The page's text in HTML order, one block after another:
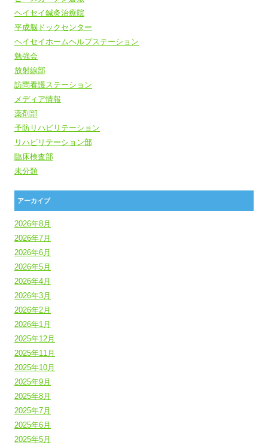
ヘイセイ鍼灸治療院
平成脳ドックセンター
ヘイセイホームヘルプステーション
勉強会
放射線部
訪問看護ステーション
メディア情報
薬剤部
予防リハビリテーション
リハビリテーション部
臨床検査部
未分類
アーカイブ
2026年8月
2026年7月
2026年6月
2026年5月
2026年4月
2026年3月
2026年2月
2026年1月
2025年12月
2025年11月
2025年10月
2025年9月
2025年8月
2025年7月
2025年6月
2025年5月